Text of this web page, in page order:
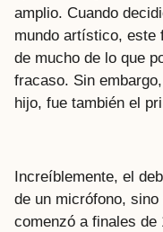
amplio. Cuando
mundo artístico, este
de mucho de lo que
fracaso. Sin
hijo, fue también el
Increíblemente, el
de un micrófono,
comenzó a finales de